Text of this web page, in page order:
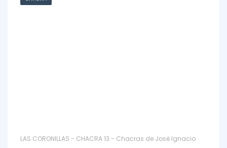
LAS CORONILLAS - CHACRA 13 - Chacras de José Ignacio